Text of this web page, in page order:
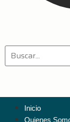
Inicio
Quienes